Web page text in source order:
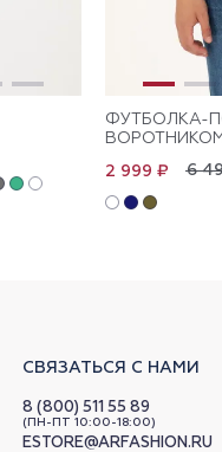
ФУТБОЛКА-
6
2 999 ₽
СВЯЗАТЬСЯ С НАМИ
8 (800) 511 55 89
(ПН-ПТ 10:00-18:00)
ESTORE@ARFASHION.RU